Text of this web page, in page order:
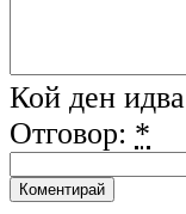
Кой ден
Отговор: *